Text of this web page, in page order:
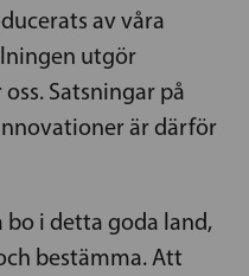
av våra
utgör
Satsningar på
är därför
bo i detta goda land,
bestämma. Att